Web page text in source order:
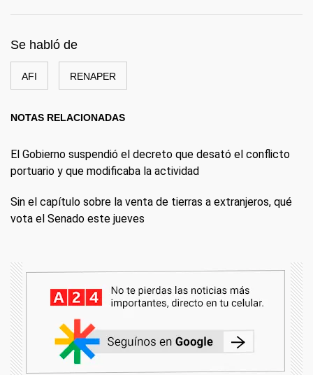
Se habló de
AFI RENAPER
NOTAS RELACIONADAS
El Gobierno suspendió el decreto que desató el conflicto
portuario y que modificaba la actividad
Sin el capítulo sobre la venta de tierras a extranjeros, qué
vota el Senado este jueves